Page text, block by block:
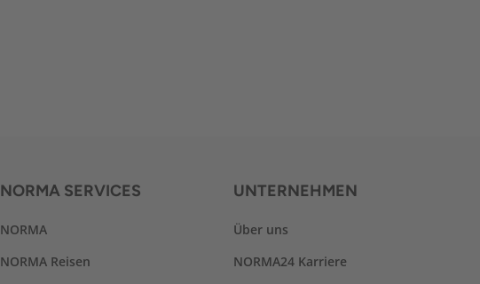
NORMA SERVICES
NORMA
NORMA Reisen
UNTERNEHMEN
Über uns
NORMA24 Karriere